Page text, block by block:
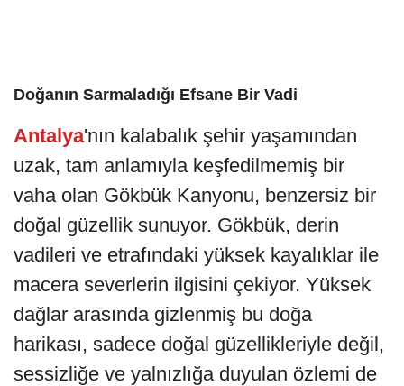
Doğanın Sarmaladığı Efsane Bir Vadi
Antalya'nın kalabalık şehir yaşamından
uzak, tam anlamıyla keşfedilmemiş bir
vaha olan Gökbük Kanyonu, benzersiz bir
doğal güzellik sunuyor. Gökbük, derin
vadileri ve etrafındaki yüksek kayalıklar ile
macera severlerin ilgisini çekiyor. Yüksek
dağlar arasında gizlenmiş bu doğa
harikası, sadece doğal güzellikleriyle değil,
sessizliğe ve yalnızlığa duyulan özlemi de